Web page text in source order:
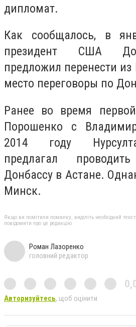
дипломат.
Как сообщалось, в
президент США
предложил перенести
место переговоры по
Ранее во время
Порошенко с
2014 году
предлагал
Донбассу в Астане.
Минск.
Якщо ви помітили помилку, виділіть необхідний
повідомити про це редакцію
Роман Лазоренко
головний редактор
Авторизуйтесь, щоб оцінити